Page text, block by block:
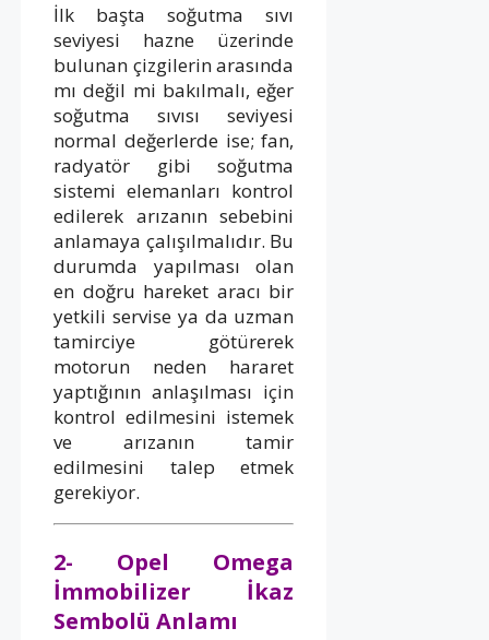
İlk başta soğutma sıvı
seviyesi hazne üzerinde
bulunan çizgilerin arasında
mı değil mi bakılmalı, eğer
soğutma sıvısı seviyesi
normal değerlerde ise; fan,
radyatör gibi soğutma
sistemi elemanları kontrol
edilerek arızanın sebebini
anlamaya çalışılmalıdır. Bu
durumda yapılması olan
en doğru hareket aracı bir
yetkili servise ya da uzman
tamirciye götürerek
motorun neden hararet
yaptığının anlaşılması için
kontrol edilmesini istemek
ve arızanın tamir
edilmesini talep etmek
gerekiyor.
2- Opel Omega
İmmobilizer İkaz
Sembolü Anlamı